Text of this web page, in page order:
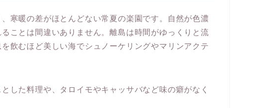
寒暖の差がほとんどない常夏の楽園です。自然が色濃
ことは間違いありません。離島は時間がゆっくりと流
飲むほど美しい海でシュノーケリングやマリンアクテ
した料理や、タロイモやキャッサバなど味の癖がなく